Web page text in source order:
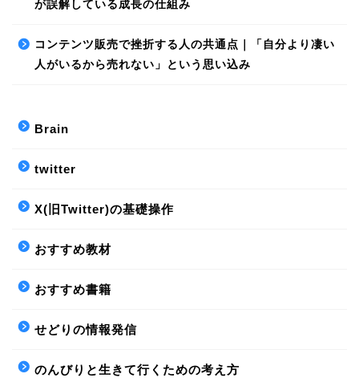
が誤解している成長の仕組み
コンテンツ販売で挫折する人の共通点｜「自分より凄い
人がいるから売れない」という思い込み
Brain
twitter
X(旧Twitter)の基礎操作
おすすめ教材
おすすめ書籍
せどりの情報発信
のんびりと生きて行くための考え方